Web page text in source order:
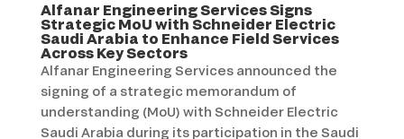
Alfanar Engineering Services Signs
Strategic MoU with Schneider Electric
Saudi Arabia to Enhance Field Services
Across Key Sectors
Alfanar Engineering Services announced the
signing of a strategic memorandum of
understanding (MoU) with Schneider Electric
Saudi Arabia during its participation in the Saudi